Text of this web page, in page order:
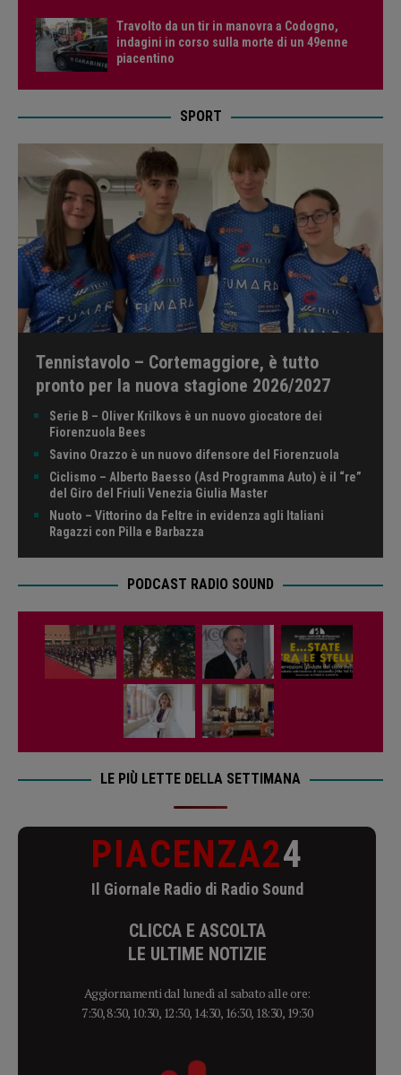
Travolto da un tir in manovra a Codogno,
indagini in corso sulla morte di un 49enne
piacentino
SPORT
Tennistavolo – Cortemaggiore, è tutto
pronto per la nuova stagione 2026/2027
Serie B – Oliver Krilkovs è un nuovo giocatore dei
Fiorenzuola Bees
Savino Orazzo è un nuovo difensore del Fiorenzuola
Ciclismo – Alberto Baesso (Asd Programma Auto) è il “re”
del Giro del Friuli Venezia Giulia Master
Nuoto – Vittorino da Feltre in evidenza agli Italiani
Ragazzi con Pilla e Barbazza
PODCAST RADIO SOUND
LE PIÙ LETTE DELLA SETTIMANA
PIACENZA24
Il Giornale Radio di Radio Sound
CLICCA E ASCOLTA
LE ULTIME NOTIZIE
Aggiornamenti dal lunedì al sabato alle ore:
7:30, 8:30, 10:30, 12:30, 14:30, 16:30, 18:30, 19:30